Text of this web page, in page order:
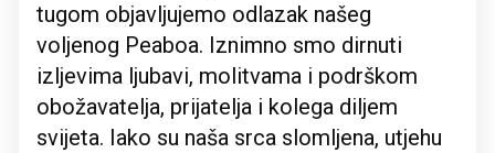
tugom objavljujemo odlazak našeg
voljenog Peaboa. Iznimno smo dirnuti
izljevima ljubavi, molitvama i podrškom
obožavatelja, prijatelja i kolega diljem
svijeta. Iako su naša srca slomljena, utjehu